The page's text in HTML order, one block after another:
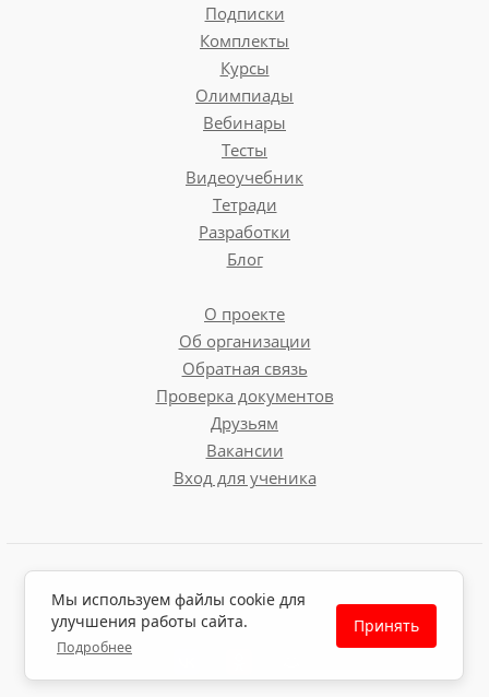
Подписки
Комплекты
Курсы
Олимпиады
Вебинары
Тесты
Видеоучебник
Тетради
Разработки
Блог
О проекте
Об организации
Обратная связь
Проверка документов
Друзьям
Вакансии
Вход для ученика
Политика обработки персональных данных
Политика использования файлов cookie
Мы используем файлы cookie для
улучшения работы сайта.
Подробнее
Принять